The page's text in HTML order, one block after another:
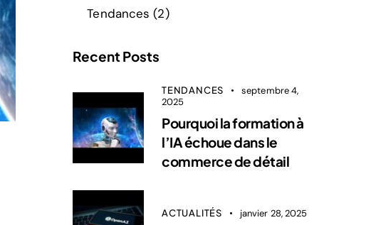
Tendances (2)
Recent Posts
TENDANCES
septembre 4,
2025
Pourquoi la formation à
l’IA échoue dans le
commerce de détail
ACTUALITÉS janvier 28, 2025